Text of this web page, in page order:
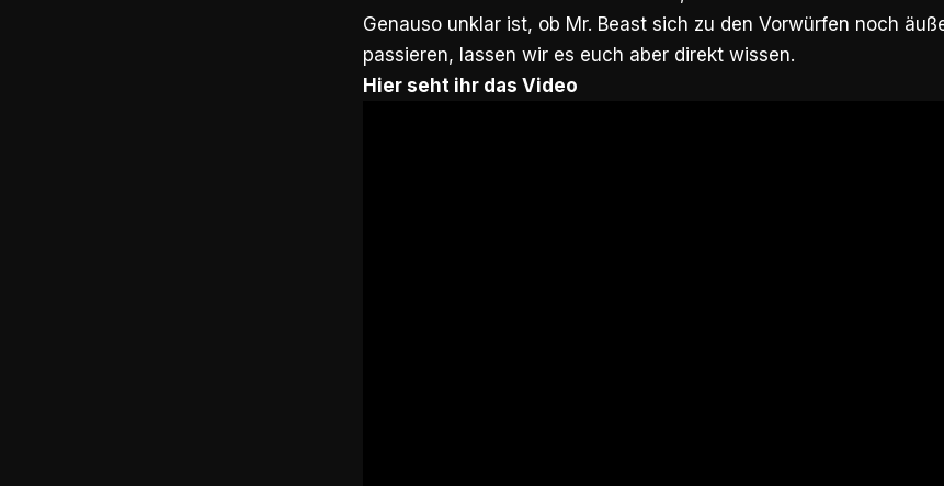
Genauso unklar ist, ob Mr. Beast sich zu den Vorwürfen noch
passieren, lassen wir es euch aber direkt wissen.
Hier seht ihr das Video